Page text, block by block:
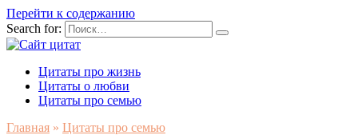
Перейти к содержанию
Search for:
Цитаты про жизнь
Цитаты о любви
Цитаты про семью
Главная » Цитаты про семью